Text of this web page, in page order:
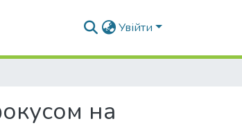
Увійти
на